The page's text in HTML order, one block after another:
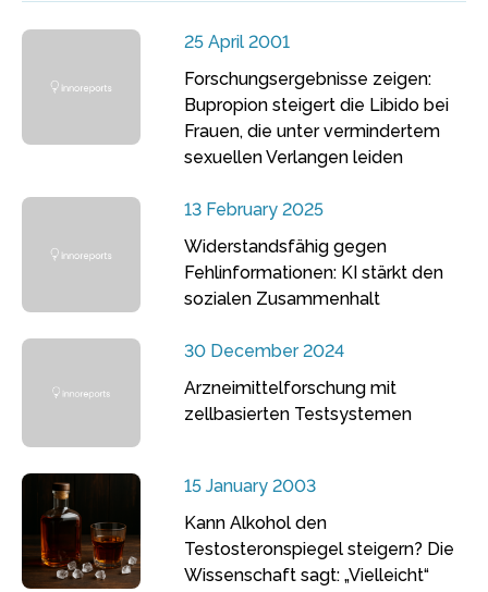
25 April 2001
Forschungsergebnisse zeigen:
Bupropion steigert die Libido bei
Frauen, die unter vermindertem
sexuellen Verlangen leiden
13 February 2025
Widerstandsfähig gegen
Fehlinformationen: KI stärkt den
sozialen Zusammenhalt
30 December 2024
Arzneimittelforschung mit
zellbasierten Testsystemen
15 January 2003
Kann Alkohol den
Testosteronspiegel steigern? Die
Wissenschaft sagt: „Vielleicht“